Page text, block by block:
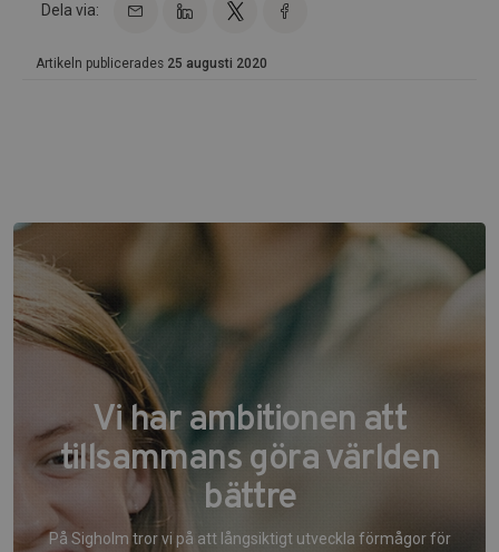
Dela via:
Artikeln publicerades 25 augusti 2020
Vi har ambitionen att
tillsammans göra världen
bättre
På Sigholm tror vi på att långsiktigt utveckla förmågor för